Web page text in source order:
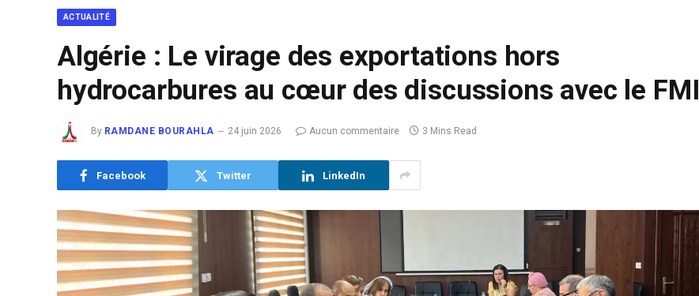
ACTUALITÉ
Algérie : Le virage des exportations hors
hydrocarbures au cœur des discussions avec le FMI
By RAMDANE BOURAHLA 24 juin 2026 Aucun commentaire 3 Mins Read
Facebook Twitter LinkedIn